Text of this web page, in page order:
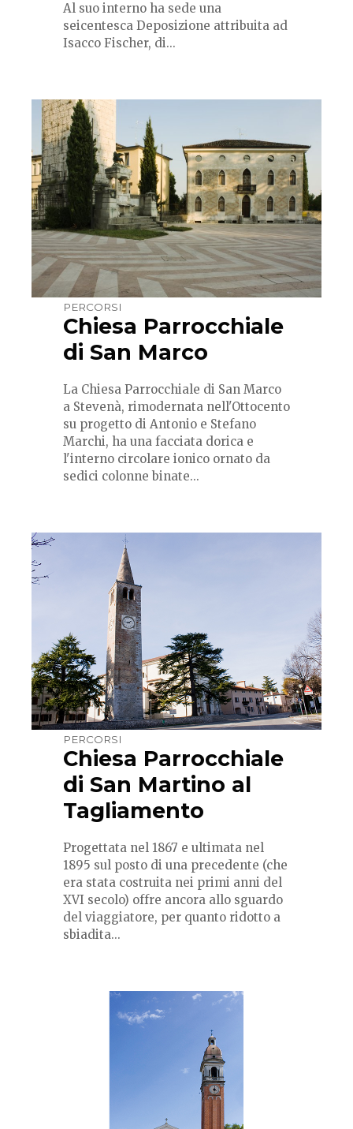
Al suo interno ha sede una
seicentesca Deposizione attribuita ad
Isacco Fischer, di...
PERCORSI
Chiesa Parrocchiale
di San Marco
La Chiesa Parrocchiale di San Marco
a Stevenà, rimodernata nell'Ottocento
su progetto di Antonio e Stefano
Marchi, ha una facciata dorica e
l'interno circolare ionico ornato da
sedici colonne binate...
PERCORSI
Chiesa Parrocchiale
di San Martino al
Tagliamento
Progettata nel 1867 e ultimata nel
1895 sul posto di una precedente (che
era stata costruita nei primi anni del
XVI secolo) offre ancora allo sguardo
del viaggiatore, per quanto ridotto a
sbiadita...